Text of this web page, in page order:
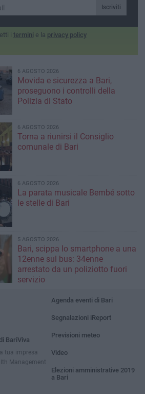
Iscriviti
i termini e la privacy policy
6 AGOSTO 2026
Movida e sicurezza a Bari,
proseguono i controlli della
Polizia di Stato
6 AGOSTO 2026
Torna a riunirsi il Consiglio
comunale di Bari
6 AGOSTO 2026
La parata musicale Bembé sotto
le stelle di Bari
5 AGOSTO 2026
Bari, scippa lo smartphone a una
12enne sul bus: 34enne
arrestato da un poliziotto fuori
servizio
BariViva
tua impresa
Management
Agenda eventi di Bari
Segnalazioni iReport
Previsioni meteo
Video
Elezioni amministrative 2019
a Bari